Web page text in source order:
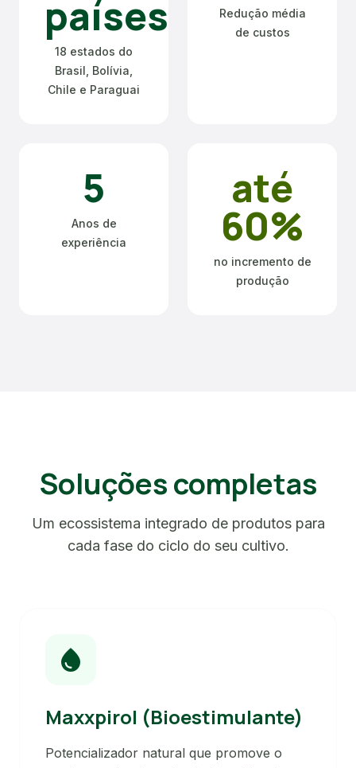
países
18 estados do
Brasil, Bolívia,
Chile e Paraguai
Redução média
de custos
5
Anos de
experiência
até
60%
no incremento de
produção
Soluções completas
Um ecossistema integrado de produtos para
cada fase do ciclo do seu cultivo.
water_drop
Maxxpirol (Bioestimulante)
Potencializador natural que promove o